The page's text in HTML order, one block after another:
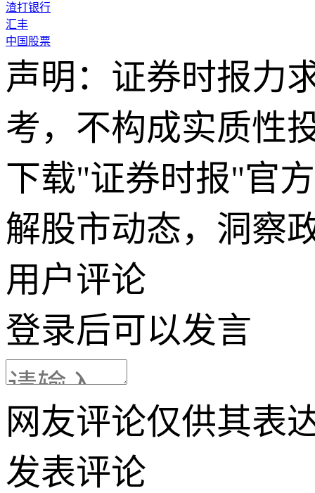
渣打银行
汇丰
中国股票
声明：证券时报力
考，不构成实质性
下载"证券时报"官
解股市动态，洞察
用户评论
登录后可以发言
网友评论仅供其表
发表评论